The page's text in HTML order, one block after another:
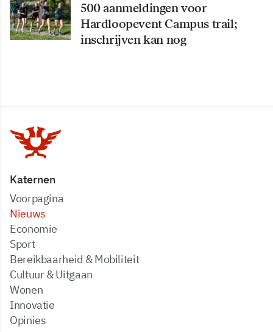
500 aanmeldingen voor
Hardloopevent Campus trail;
inschrijven kan nog
Katernen
Voorpagina
Nieuws
Economie
Sport
Bereikbaarheid & Mobiliteit
Cultuur & Uitgaan
Wonen
Innovatie
Opinies